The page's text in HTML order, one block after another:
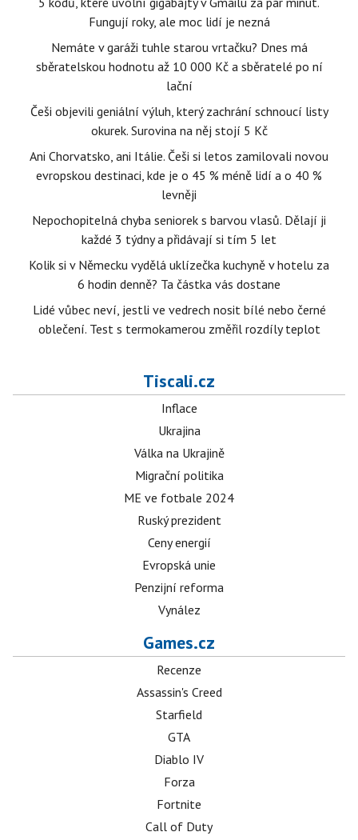
Fungují roky, ale moc lidí je nezná
Nemáte v garáži tuhle starou vrtačku? Dnes má
sběratelskou hodnotu až 10 000 Kč a sběratelé po ní
lační
Češi objevili geniální výluh, který zachrání schnoucí listy
okurek. Surovina na něj stojí 5 Kč
Ani Chorvatsko, ani Itálie. Češi si letos zamilovali novou
evropskou destinaci, kde je o 45 % méně lidí a o 40 %
levněji
Nepochopitelná chyba seniorek s barvou vlasů. Dělají ji
každé 3 týdny a přidávají si tím 5 let
Kolik si v Německu vydělá uklízečka kuchyně v hotelu za
6 hodin denně? Ta částka vás dostane
Lidé vůbec neví, jestli ve vedrech nosit bílé nebo černé
oblečení. Test s termokamerou změřil rozdíly teplot
Tiscali.cz
Inflace
Ukrajina
Válka na Ukrajině
Migrační politika
ME ve fotbale 2024
Ruský prezident
Ceny energií
Evropská unie
Penzijní reforma
Vynález
Games.cz
Recenze
Assassin's Creed
Starfield
GTA
Diablo IV
Forza
Fortnite
Call of Duty